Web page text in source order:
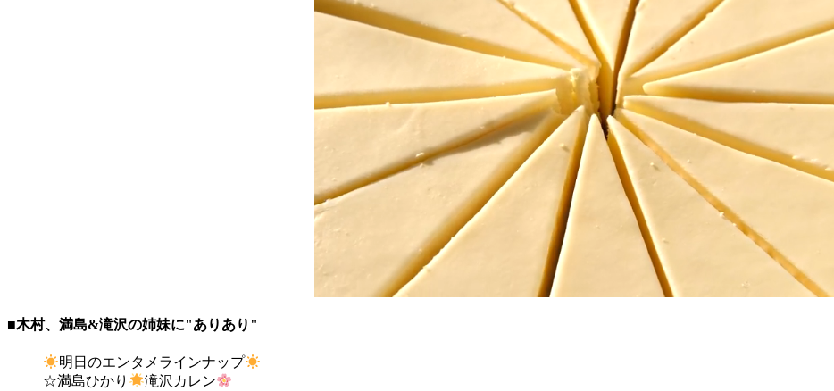
■木村、満島&滝沢の姉妹に"ありあり"
明日のエンタメラインナップ
☆満島ひかり
滝沢カレン